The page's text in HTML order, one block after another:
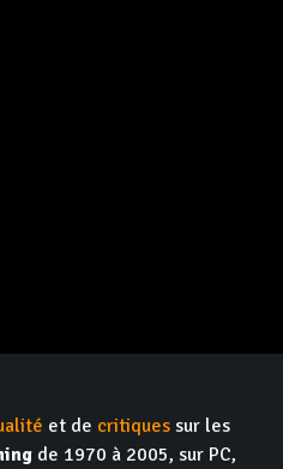
et de critiques sur les
de 1970 à 2005, sur PC,